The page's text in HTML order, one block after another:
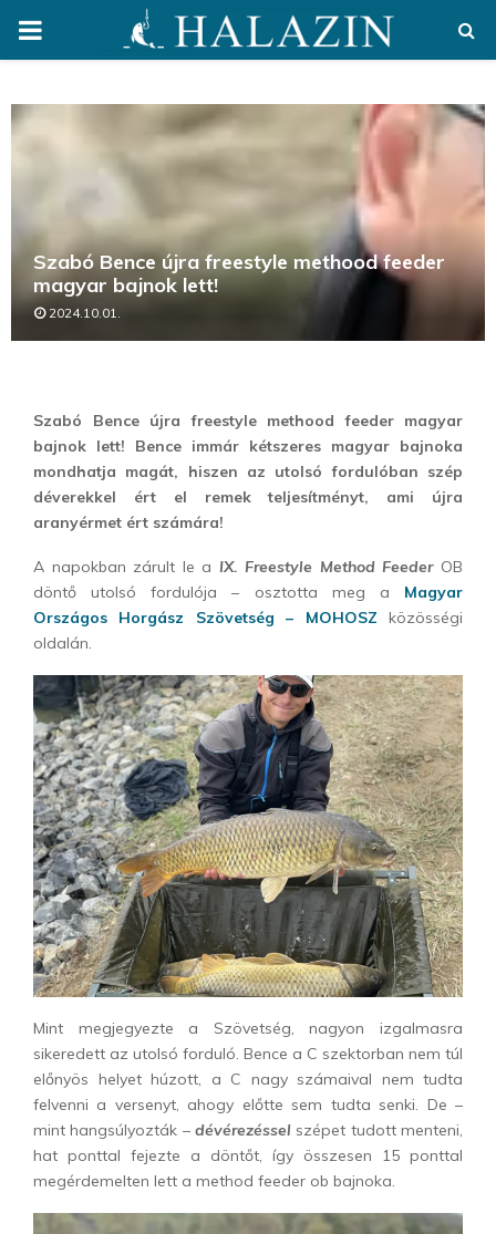
PRIMARY
Szabó Bence újra freestyle methood feeder
magyar bajnok lett!
2024.10.01.
Szabó Bence újra freestyle methood feeder magyar
bajnok lett! Bence immár kétszeres magyar bajnoka
mondhatja magát, hiszen az utolsó fordulóban szép
déverekkel ért el remek teljesítményt, ami újra
aranyérmet ért számára!
A napokban zárult le a IX. Freestyle Method FeederOB
döntő utolsó fordulója – osztotta meg a Magyar
Országos Horgász Szövetség – MOHOSZ közösségi
oldalán.
Mint megjegyezte a Szövetség, nagyon izgalmasra
sikeredett az utolsó forduló. Bence a C szektorban nem túl
előnyös helyet húzott, a C nagy számaival nem tudta
felvenni a versenyt, ahogy előtte sem tudta senki. De –
mint hangsúlyozták – dévérezéssel szépet tudott menteni,
hat ponttal fejezte a döntőt, így összesen 15 ponttal
megérdemelten lett a method feeder ob bajnoka.